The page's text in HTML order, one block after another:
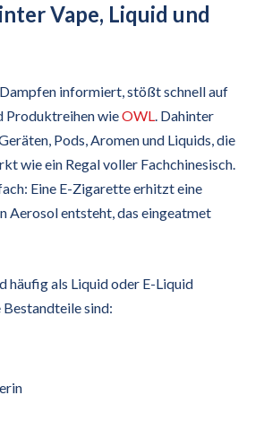
Vape, Liquid und
informiert, stößt schnell auf
Produktreihen wieOWL. Dahinter
Pods, Aromen und Liquids, die
wie ein Regal voller Fachchinesisch.
Eine E-Zigarette erhitzt eine
Aerosol entsteht, das eingeatmet
häufig als Liquid oder E-Liquid
sind: